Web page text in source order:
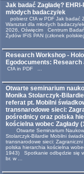
Jak badać Zagładę?
młodych badaczy/ek
pobierz CfA w PDF Jak badać
Warsztat dla młodych badaczy/
2026, Oświęcim Centrum
Żydów IFiS PAN (członek
Research Workshop -
Egodocuments: Research
CfA in PDF ...
Otwarte seminarium
Monika Stolarczyk-
referat pt. Mobilni
transnarodowe sieci:
pośrednicy oraz polska
kościelna wobec Zagłady
Otwarte Seminarium
Stolarczyk-Bilardie Mobilni
transnarodowe sieci:
polska hierarchia kościelna
1943) Spotkanie odbędzie się
br. w ...